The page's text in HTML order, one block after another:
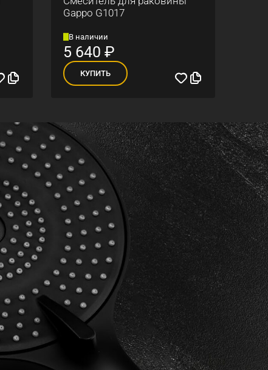
Gappo G1017
В наличии
5 640 ₽
КУПИТЬ